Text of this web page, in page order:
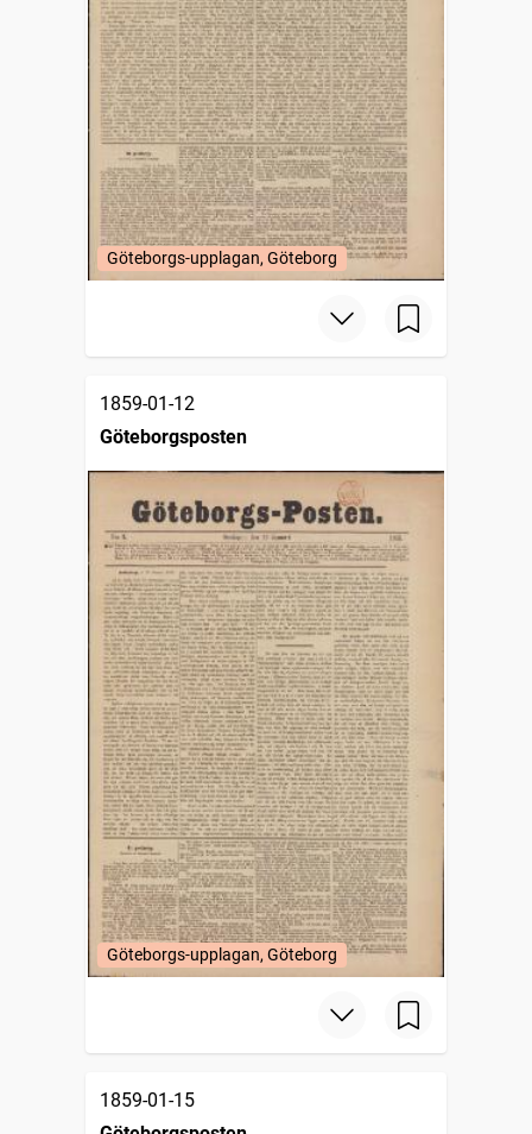
Göteborgs-upplagan, Göteborg
1859-01-12
Göteborgsposten
Göteborgs-upplagan, Göteborg
1859-01-15